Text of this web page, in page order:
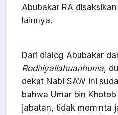
Abubakar RA
lainnya.
Dari dialog Abubakar
Rodhiyallahuanhuma,
dekat Nabi SAW ini
bahwa Umar bin
jabatan, tidak meminta